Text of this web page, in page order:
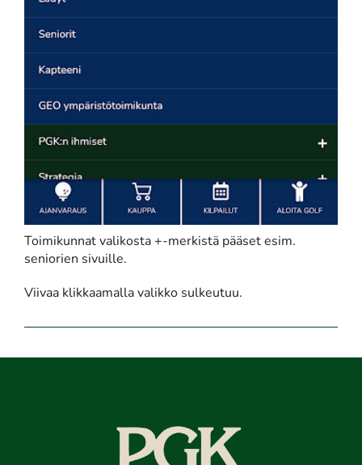
Toimikunnat valikosta +-merkistä pääset esim.
seniorien sivuille.
Viivaa klikkaamalla valikko sulkeutuu.